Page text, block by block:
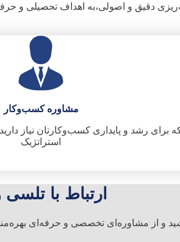
دقیق و اصولی،به اهداف تحصیلی و
مشاوره کسب‌وکار
برای رشد و پایداری کسب‌وکارتان نیاز
استراتژیک
ارتباط با تلسی
و از مشاوره‌ای تخصصی و حرفه‌ای